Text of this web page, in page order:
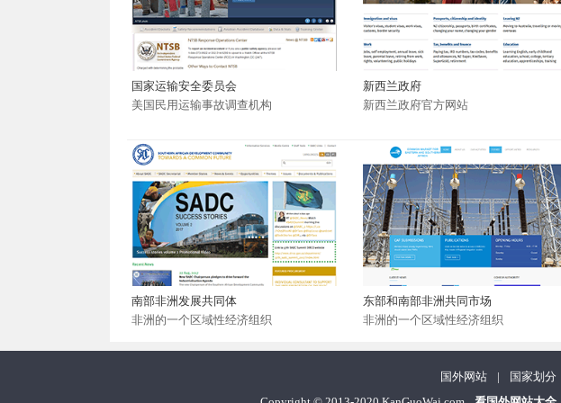
国家运输安全委员会
美国民用运输事故调查机构
新西兰政府
新西兰政府官方网站
南部非洲发展共同体
非洲的一个区域性经济组织
东部和南部非洲共同市场
非洲的一个区域性经济组织
国外网站 | 国家划分